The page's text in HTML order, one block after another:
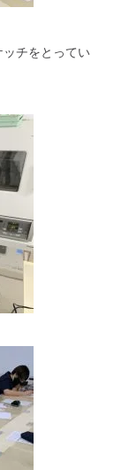
チをとってい